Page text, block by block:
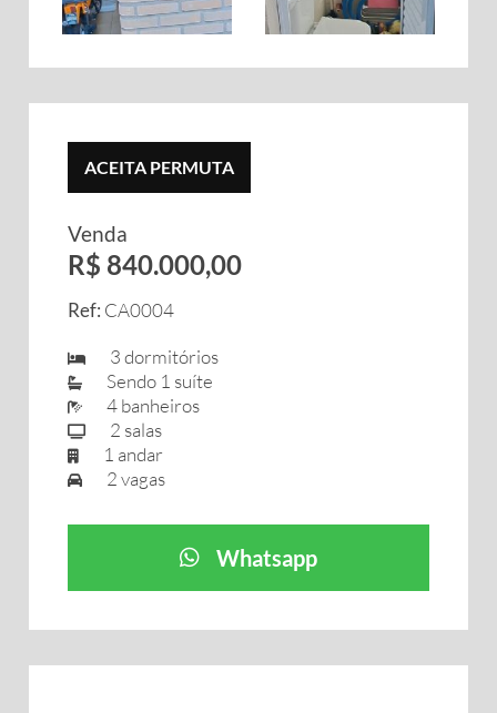
ACEITA PERMUTA
Venda
R$ 840.000,00
Ref: CA0004
3 dormitórios
Sendo 1 suíte
4 banheiros
2 salas
1 andar
2 vagas
Whatsapp